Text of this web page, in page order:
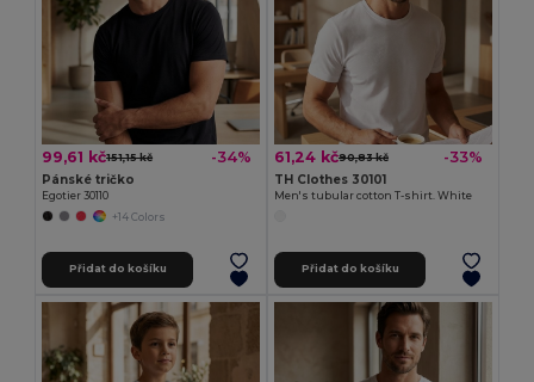
99,61 kč151,15 kč -34%
Pánské tričko
Egotier 30110
+14 Colors
Přidat do košíku
61,24 kč90,83 kč -33%
TH Clothes 30101
Men's tubular cotton T-shirt. White
Přidat do košíku